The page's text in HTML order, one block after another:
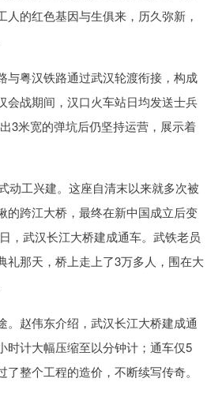
人的红色基因与生俱来，历久弥新，
与粤汉铁路通过武汉轮渡衔接，构成
会战期间，汉口火车站日均发送士兵
3米宽的弹坑后仍坚持运营，展示着
动工兴建。这座自清末以来就多次被
的跨江大桥，最终在新中国成立后变
，武汉长江大桥建成通车。武铁老员
礼那天，桥上走上了3万多人，围在大
。赵伟东介绍，武汉长江大桥建成通
时计大幅压缩至以分钟计；通车仅5
整个工程的造价，不断续写传奇。